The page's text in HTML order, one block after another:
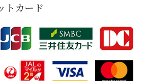
トカード